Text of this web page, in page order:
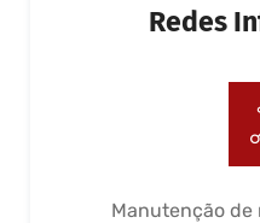
Redes
Manutenção de